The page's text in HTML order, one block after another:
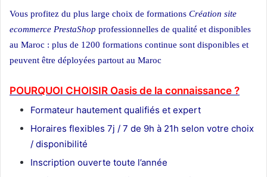
Vous profitez du plus large choix de formations Création site
ecommerce PrestaShop professionnelles de qualité et disponibles
au Maroc : plus de 1200 formations continue sont disponibles et
peuvent être déployées partout au Maroc
POURQUOI CHOISIR Oasis de la connaissance ?
Formateur hautement qualifiés et expert
Horaires flexibles 7j / 7 de 9h à 21h selon votre choix
/ disponibilité
Inscription ouverte toute l’année